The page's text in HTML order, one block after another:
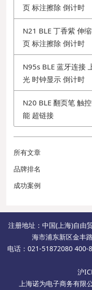
页 标注擦除 倒计时
N21 BLE 丁香紫 伸
页 标注擦除 倒计时
N95s BLE 蓝牙连接
光 时钟显示 倒计时
N20 BLE 翻页笔 触
能 超链接
所有文章
品牌排名
成功案例
注册地址：中国(上海)自由
海市浦东新区金丰
电话：021-51872080
沪
上海诺为电子商务有